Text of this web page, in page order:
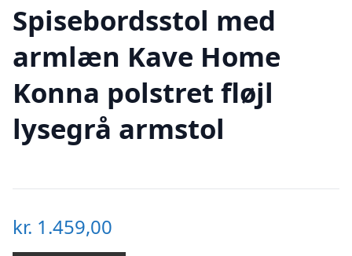
Spisebordsstol med
armlæn Kave Home
Konna polstret fløjl
lysegrå armstol
kr. 1.459,00